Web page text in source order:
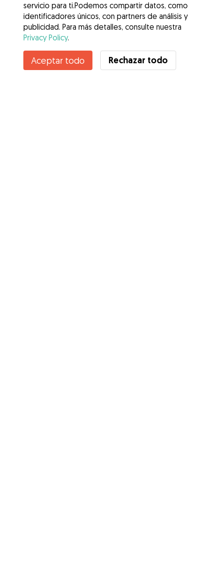
servicio para ti.Podemos compartir datos, como
identificadores únicos, con partners de análisis y
publicidad. Para más detalles, consulte nuestra
Privacy Policy.
Aceptar todo Rechazar todo